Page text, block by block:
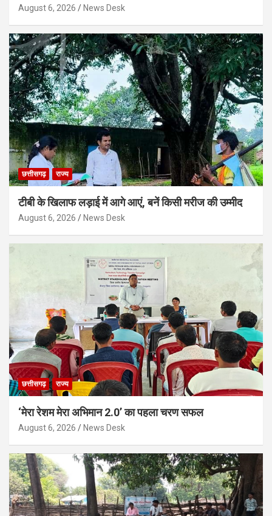
August 6, 2026 News Desk
छत्तीसगढ़ राज्य
टीबी के खिलाफ लड़ाई में आगे आएं, बनें किसी मरीज की उम्मीद
August 6, 2026 News Desk
छत्तीसगढ़ राज्य
‘मेरा रेशम मेरा अभिमान 2.0’ का पहला चरण सफल
August 6, 2026 News Desk